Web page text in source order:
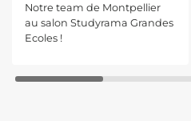
Notre team de Montpellier
au salon Studyrama Grandes
Ecoles !